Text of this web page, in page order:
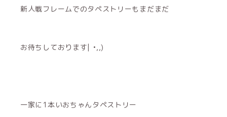
新人戦フレームでのタペストリーもまだまだ
お待ちしております| •,,)
一家に1本いおちゃんタペストリー